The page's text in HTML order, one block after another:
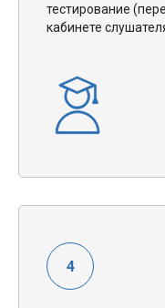
тестирование
кабинете